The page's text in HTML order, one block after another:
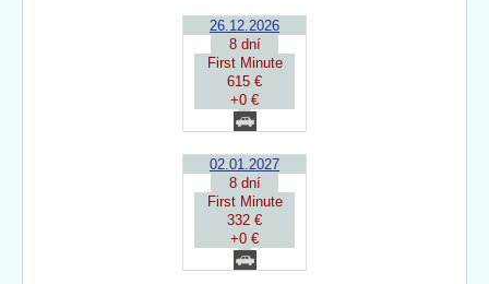
26.12.2026
8 dní
First Minute
615 €
+0 €
02.01.2027
8 dní
First Minute
332 €
+0 €